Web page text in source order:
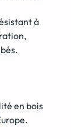
à
en bois